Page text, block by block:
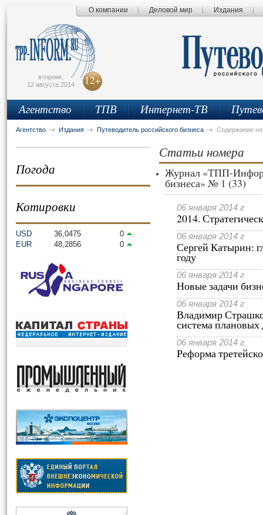
О компании Деловой мир Издания
вторник,
12 августа 2014
12+
Агентство ТПВ Интернет-ТВ
Агентство Издания Путеводитель российского бизнеса Содержание
Погода
Котировки
USD 36,0475
0
EUR
48,2856 0
Статьи номера
Журнал «ТПП-
бизнеса» № 1 (33)
06 января 2014 г
2014.
06 января 2014 г
Сергей Катырин:
году
06 января 2014 г
Новые задачи
06 января 2014 г
Владимир
система плановых
06 января 2014 г
Реформа